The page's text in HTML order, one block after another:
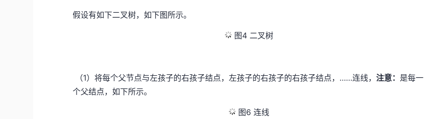
假设有如下二叉树，如下图所示。
图4 二叉树
（1）将每个父节点与左孩子的右孩子结点，左孩子的右孩子的右孩子结点，……连线，注意： 是每一
个父结点，如下所示。
图6 连线